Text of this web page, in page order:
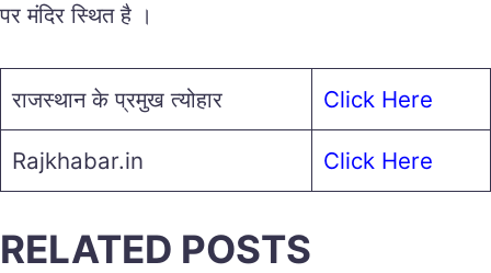
पर मंदिर स्थित है ।
राजस्थान के प्रमुख त्योहार Click Here
Rajkhabar.in Click Here
RELATED POSTS